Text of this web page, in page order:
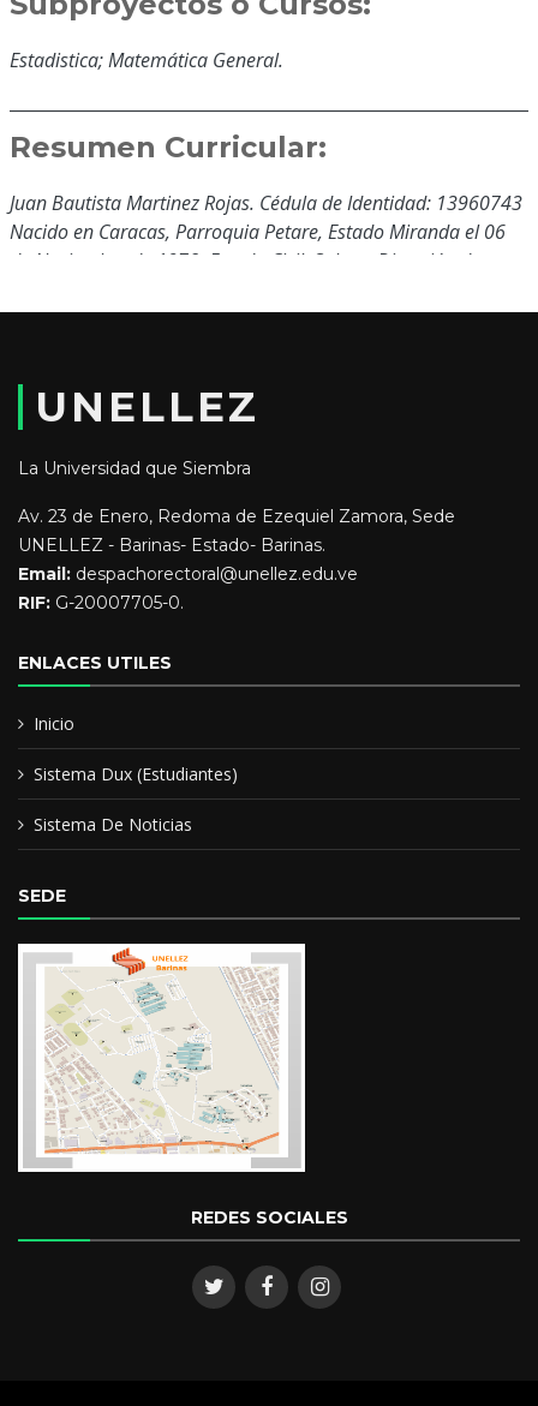
Estadistica; Matemática General.
Resumen Curricular:
Juan Bautista Martinez Rojas. Cédula de Identidad: 13960743
Nacido en Caracas, Parroquia Petare, Estado Miranda el 06
de Noviembre de 1978. Estado Civil: Soltero Dirección de
estado Portuguesa. Teléfono: 0257-8821438/0416-7594231
Unellez Extensión Sucre
Educación y Formación:
Licenciado en Educación Mención Matemática
Especialista en Didactica de las Matemáticas
Especialista en Dirección y Supervisión.
UNELLEZ
La Universidad que Siembra
Av. 23 de Enero, Redoma de Ezequiel Zamora, Sede
UNELLEZ - Barinas- Estado- Barinas.
Email: despachorectoral@unellez.edu.ve
RIF: G-20007705-0.
ENLACES UTILES
Inicio
Sistema Dux (Estudiantes)
Sistema De Noticias
SEDE
REDES SOCIALES